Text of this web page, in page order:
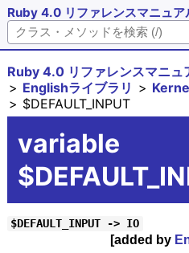
Ruby 4.0 リファレンスマニュア
Ruby 4.0 リファレンスマニュ
Englishライブラリ
$DEFAULT_INPUT
variable
$DEFAULT_INPUT -> IO
[added by